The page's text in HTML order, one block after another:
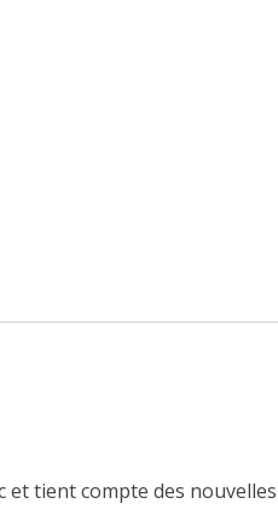
et tient compte des nouvelles